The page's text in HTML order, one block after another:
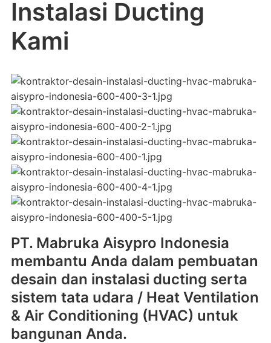
Instalasi Ducting
Kami
PT. Mabruka Aisypro Indonesia
membantu Anda dalam pembuatan
desain dan instalasi ducting serta
sistem tata udara / Heat Ventilation
& Air Conditioning (HVAC) untuk
bangunan Anda.